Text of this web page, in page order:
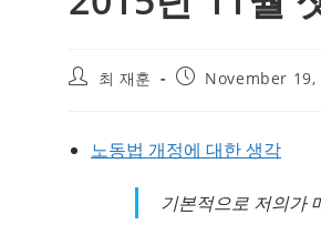
Post최 재훈
PostNovember 19,
노동법 개정에 대한 생각
기본적으로 저의가